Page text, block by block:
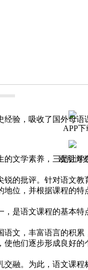
APP下
欧朋浏
验，吸收了国外母语
文学素养，三是让学
的批评。针对语文教
位，并根据课程的特
是语文课程的基本特
文，丰富语言的积累
他们逐步形成良好的
融。为此，语文课程